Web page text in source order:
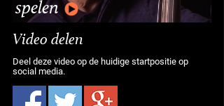
spelen
Video delen
Deel deze video op de huidige startpositie op
social media.